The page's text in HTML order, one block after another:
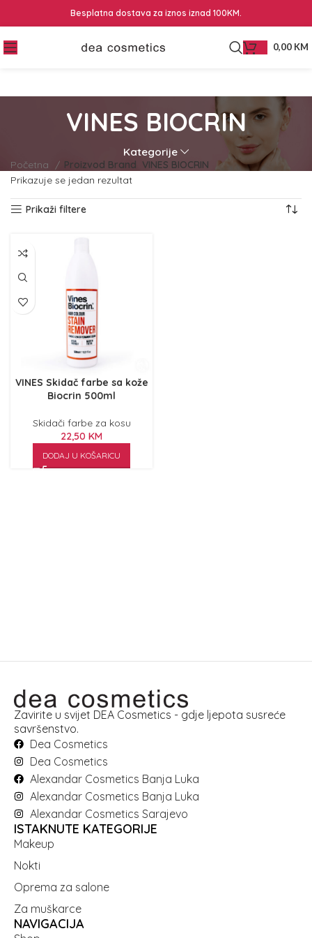
Besplatna dostava za iznos iznad 100KM.
0,00 KM
VINES BIOCRIN
Kategorije
Početna Proizvod Brand VINES BIOCRIN
Prikazuje se jedan rezultat
Prikaži filtere
VINES Skidač farbe sa kože
Biocrin 500ml
Skidači farbe za kosu
22,50 KM
DODAJ U KOŠARICU
Zavirite u svijet DEA Cosmetics - gdje ljepota susreće
savršenstvo.
Dea Cosmetics
Dea Cosmetics
Alexandar Cosmetics Banja Luka
Alexandar Cosmetics Banja Luka
Alexandar Cosmetics Sarajevo
ISTAKNUTE KATEGORIJE
Makeup
Nokti
Oprema za salone
Za muškarce
NAVIGACIJA